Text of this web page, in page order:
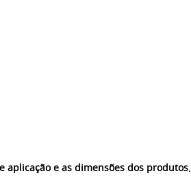
aplicação e as dimensões dos produtos.